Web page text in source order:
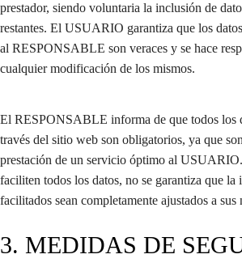
prestador, siendo voluntaria la inclusión de
restantes. El USUARIO garantiza que los
al RESPONSABLE son veraces y se hace
cualquier modificación de los mismos.
El RESPONSABLE informa de que todos los
través del sitio web son obligatorios, ya que
prestación de un servicio óptimo al
faciliten todos los datos, no se garantiza que
facilitados sean completamente ajustados a sus
3. MEDIDAS DE